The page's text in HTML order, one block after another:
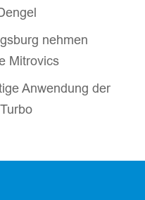
nehmen
Mitrovics
Anwendung der